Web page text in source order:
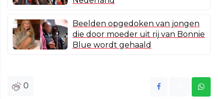
Beelden opgedoken van jongen
die door moeder uit rij van Bonnie
Blue wordt gehaald
0